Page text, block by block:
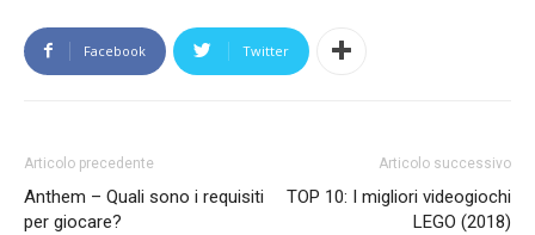
Facebook Twitter
Articolo precedente
Anthem – Quali sono i requisiti
per giocare?
Articolo successivo
TOP 10: I migliori videogiochi
LEGO (2018)